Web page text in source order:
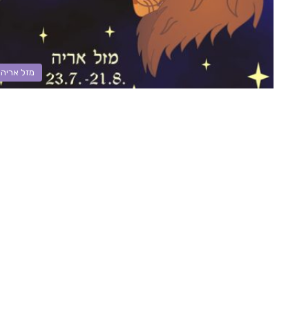
מזל אריה